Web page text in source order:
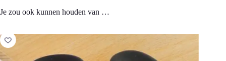
Je zou ook kunnen houden van …